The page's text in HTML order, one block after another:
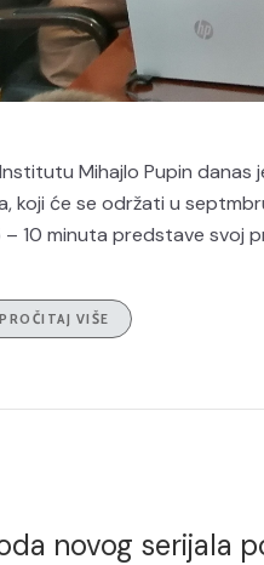
Mihajlo Pupin
koji će se održati u
10 minuta predstave svoj
PROČITAJ VIŠE
novog serijala